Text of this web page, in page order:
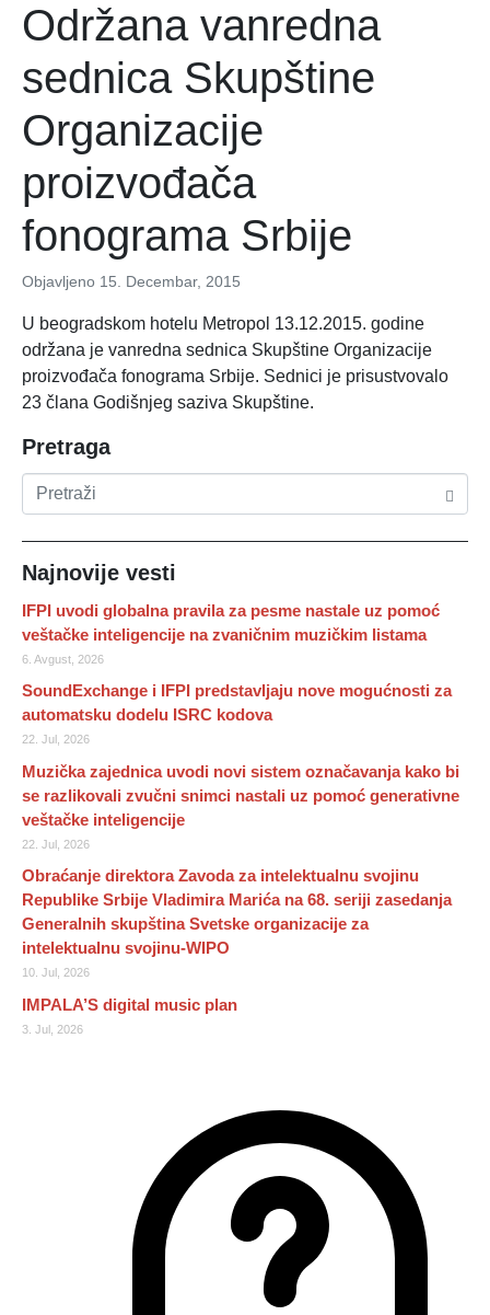
Održana vanredna
sednica Skupštine
Organizacije
proizvođača
fonograma Srbije
Objavljeno 15. Decembar, 2015
U beogradskom hotelu Metropol 13.12.2015. godine
održana je vanredna sednica Skupštine Organizacije
proizvođača fonograma Srbije. Sednici je prisustvovalo
23 člana Godišnjeg saziva Skupštine.
Pretraga
Najnovije vesti
IFPI uvodi globalna pravila za pesme nastale uz pomoć
veštačke inteligencije na zvaničnim muzičkim listama
6. Avgust, 2026
SoundExchange i IFPI predstavljaju nove mogućnosti za
automatsku dodelu ISRC kodova
22. Jul, 2026
Muzička zajednica uvodi novi sistem označavanja kako bi
se razlikovali zvučni snimci nastali uz pomoć generativne
veštačke inteligencije
22. Jul, 2026
Obraćanje direktora Zavoda za intelektualnu svojinu
Republike Srbije Vladimira Marića na 68. seriji zasedanja
Generalnih skupština Svetske organizacije za
intelektualnu svojinu-WIPO
10. Jul, 2026
IMPALA’S digital music plan
3. Jul, 2026